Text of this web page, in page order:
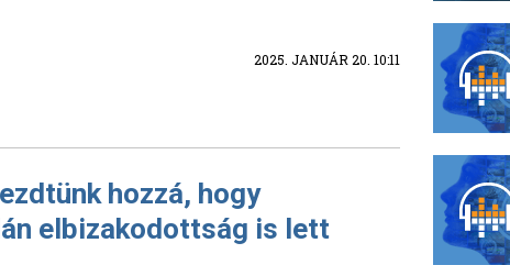
2025. JANUÁR 20. 10:11
hozzá, hogy
elbizakodottság is lett